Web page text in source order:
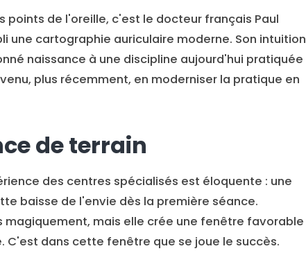
points de l'oreille, c'est le docteur français Paul
une cartographie auriculaire moderne. Son intuition
naissance à une discipline aujourd'hui pratiquée
plus récemment, en moderniser la pratique en
de terrain
des centres spécialisés est éloquente : une
baisse de l'envie dès la première séance.
magiquement, mais elle crée une fenêtre favorable
dans cette fenêtre que se joue le succès.